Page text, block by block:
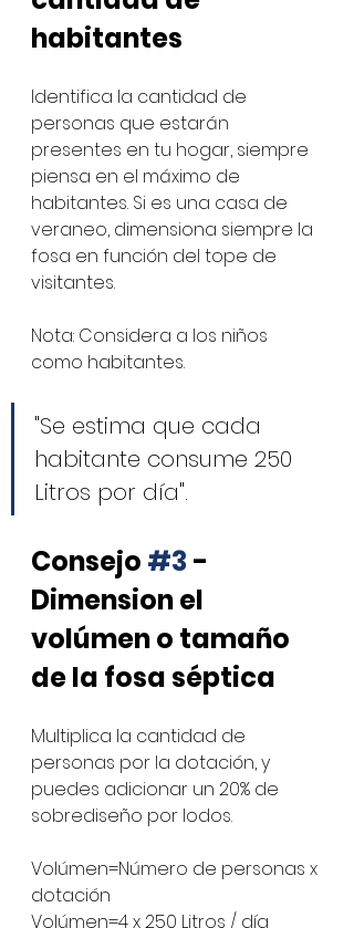
habitantes
Identifica la cantidad de
personas que estarán
presentes en tu hogar, siempre
piensa en el máximo de
habitantes. Si es una casa de
veraneo, dimensiona siempre la
fosa en función del tope de
visitantes.
Nota: Considera a los niños
como habitantes.
"Se estima que cada
habitante consume 250
Litros por día".
Consejo #3 -
Dimension el
volúmen o tamaño
de la fosa séptica
Multiplica la cantidad de
personas por la dotación, y
puedes adicionar un 20% de
sobrediseño por lodos.
Volúmen=Número de personas x
dotación
Volúmen=4 x 250 Litros / día